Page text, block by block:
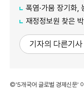
폭염·가뭄 장기화,
재정정보원 찾은 박홍
기자의 다른기사
©'5개국어 글로벌 경제신문'